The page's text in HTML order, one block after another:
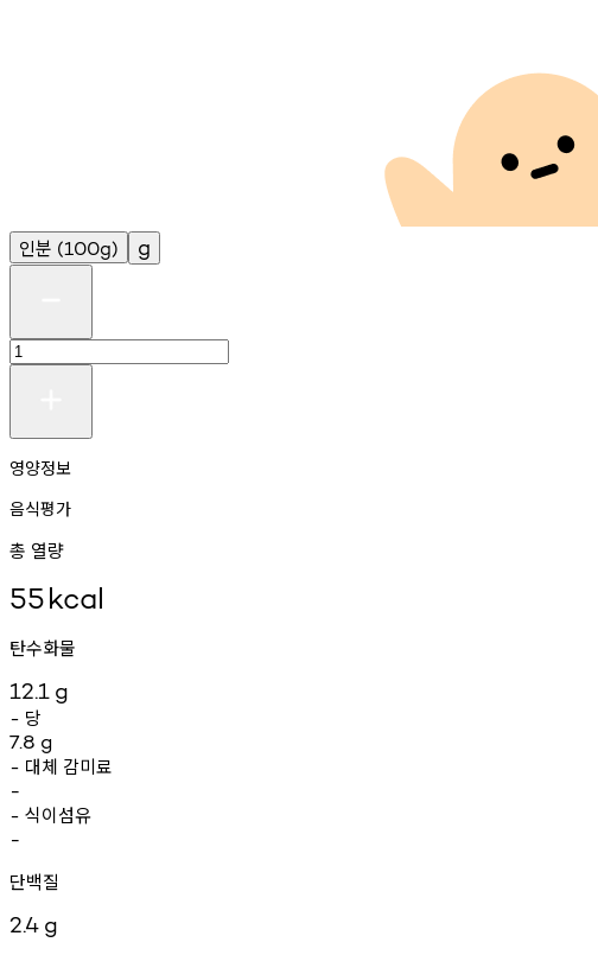
인분 (100g) g
영양정보
음식평가
총 열량
55kcal
탄수화물
12.1 g
- 당
7.8 g
- 대체 감미료
-
- 식이섬유
-
단백질
2.4 g